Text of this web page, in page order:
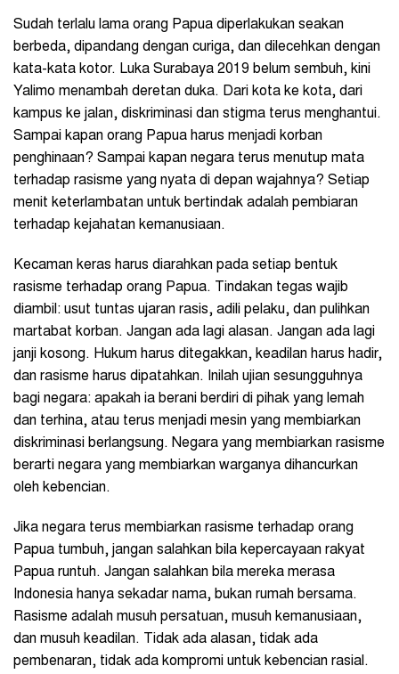
Sudah terlalu lama orang Papua diperlakukan seakan
berbeda, dipandang dengan curiga, dan dilecehkan dengan
kata-kata kotor. Luka Surabaya 2019 belum sembuh, kini
Yalimo menambah deretan duka. Dari kota ke kota, dari
kampus ke jalan, diskriminasi dan stigma terus menghantui.
Sampai kapan orang Papua harus menjadi korban
penghinaan? Sampai kapan negara terus menutup mata
terhadap rasisme yang nyata di depan wajahnya? Setiap
menit keterlambatan untuk bertindak adalah pembiaran
terhadap kejahatan kemanusiaan.
Kecaman keras harus diarahkan pada setiap bentuk
rasisme terhadap orang Papua. Tindakan tegas wajib
diambil: usut tuntas ujaran rasis, adili pelaku, dan pulihkan
martabat korban. Jangan ada lagi alasan. Jangan ada lagi
janji kosong. Hukum harus ditegakkan, keadilan harus hadir,
dan rasisme harus dipatahkan. Inilah ujian sesungguhnya
bagi negara: apakah ia berani berdiri di pihak yang lemah
dan terhina, atau terus menjadi mesin yang membiarkan
diskriminasi berlangsung. Negara yang membiarkan rasisme
berarti negara yang membiarkan warganya dihancurkan
oleh kebencian.
Jika negara terus membiarkan rasisme terhadap orang
Papua tumbuh, jangan salahkan bila kepercayaan rakyat
Papua runtuh. Jangan salahkan bila mereka merasa
Indonesia hanya sekadar nama, bukan rumah bersama.
Rasisme adalah musuh persatuan, musuh kemanusiaan,
dan musuh keadilan. Tidak ada alasan, tidak ada
pembenaran, tidak ada kompromi untuk kebencian rasial.